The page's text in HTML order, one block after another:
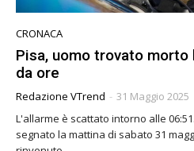
CRONACA
Pisa, uomo trovato morto
da ore
Redazione VTrend - 31 Maggio 2025
L'allarme è scattato intorno alle 06:51. Una tragica scoperta ha
segnato la mattina di sabato 31